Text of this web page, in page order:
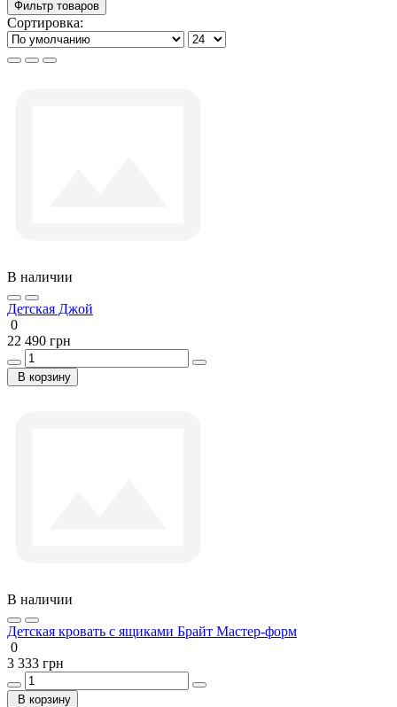
Фильтр товаров
Сортировка:
В наличии
Детская Джой
0
22 490 грн
В корзину
В наличии
Детская кровать с ящиками Брайт Мастер-форм
0
3 333 грн
В корзину